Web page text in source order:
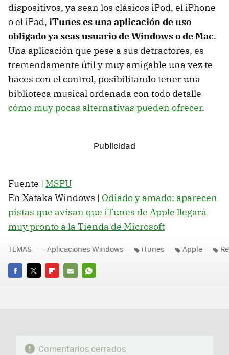
dispositivos, ya sean los clásicos iPod, el iPhone
o el iPad, iTunes es una aplicación de uso
obligado ya seas usuario de Windows o de Mac.
Una aplicación que pese a sus detractores, es
tremendamente útil y muy amigable una vez te
haces con el control, posibilitando tener una
biblioteca musical ordenada con todo detalle
cómo muy pocas alternativas pueden ofrecer.
Fuente | MSPU
En Xataka Windows | Odiado y amado: aparecen
pistas que avisan que iTunes de Apple llegará
muy pronto a la Tienda de Microsoft
FACEBOOK
TWITTERFLIPBOARD
E-
WHATSAPP
TEMAS Aplicaciones Windows iTunes Apple
Comentarios cerrados